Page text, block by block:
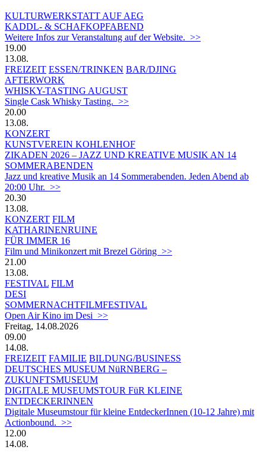
KULTURWERKSTATT AUF AEG
KADDL- & SCHAFKOPFABEND
Weitere Infos zur Veranstaltung auf der Website. >>
19.00
13.08.
FREIZEIT ESSEN/TRINKEN BAR/DJING
AFTERWORK
WHISKY-TASTING AUGUST
Single Cask Whisky Tasting. >>
20.00
13.08.
KONZERT
KUNSTVEREIN KOHLENHOF
ZIKADEN 2026 – JAZZ UND KREATIVE MUSIK AN 14
SOMMERABENDEN
Jazz und kreative Musik an 14 Sommerabenden. Jeden Abend ab
20:00 Uhr. >>
20.30
13.08.
KONZERT FILM
KATHARINENRUINE
FÜR IMMER 16
Film und Minikonzert mit Brezel Göring >>
21.00
13.08.
FESTIVAL FILM
DESI
SOMMERNACHTFILMFESTIVAL
Open Air Kino im Desi >>
Freitag, 14.08.2026
09.00
14.08.
FREIZEIT FAMILIE BILDUNG/BUSINESS
DEUTSCHES MUSEUM NüRNBERG –
ZUKUNFTSMUSEUM
DIGITALE MUSEUMSTOUR FüR KLEINE
ENTDECKERINNEN
Digitale Museumstour für kleine EntdeckerInnen (10-12 Jahre) mit
Actionbound. >>
12.00
14.08.